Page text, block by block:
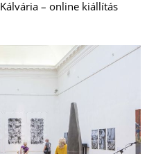
– online kiállítás